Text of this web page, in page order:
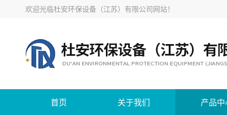
欢迎光临杜安环保设备（江苏）有限公司网站！
首页 关于我们 产品中